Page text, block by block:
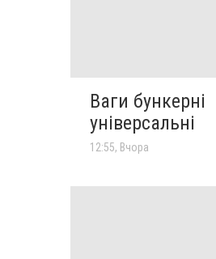
Ваги бункерні
універсальні
12:55, Вчора